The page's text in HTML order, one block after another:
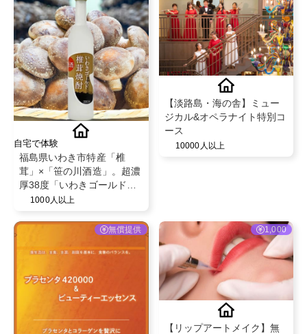
自宅で体験
福島県いわき市特産「椎
茸」×「笹の川酒造」。超濃
厚38度「いわきゴールド椎
茸焼酎」
1000人以上
【淡路島・海の舎】ミュー
ジカル&オペラナイト特別コ
ース
10000人以上
無償提供 1,000
【リップアートメイク】無